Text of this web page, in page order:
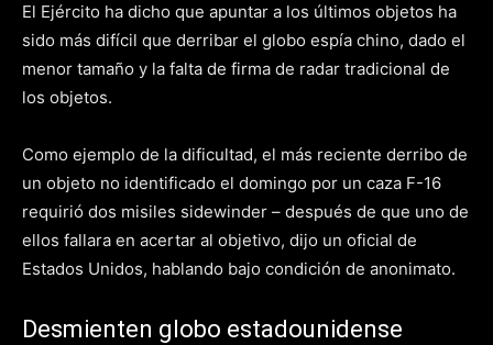
El Ejército ha dicho que apuntar a los últimos objetos ha
sido más difícil que derribar el globo espía chino, dado el
menor tamaño y la falta de firma de radar tradicional de
los objetos.
Como ejemplo de la dificultad, el más reciente derribo de
un objeto no identificado el domingo por un caza F-16
requirió dos misiles sidewinder – después de que uno de
ellos fallara en acertar al objetivo, dijo un oficial de
Estados Unidos, hablando bajo condición de anonimato.
Desmienten globo estadounidense